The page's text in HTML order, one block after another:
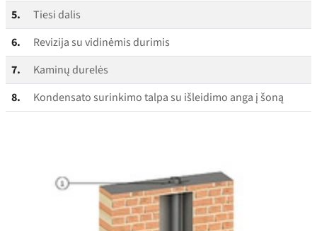
5.
Tiesi dalis
6.
Revizija su vidinėmis durimis
7.
Kaminų durelės
8.
Kondensato surinkimo talpa su išleidimo anga į šoną